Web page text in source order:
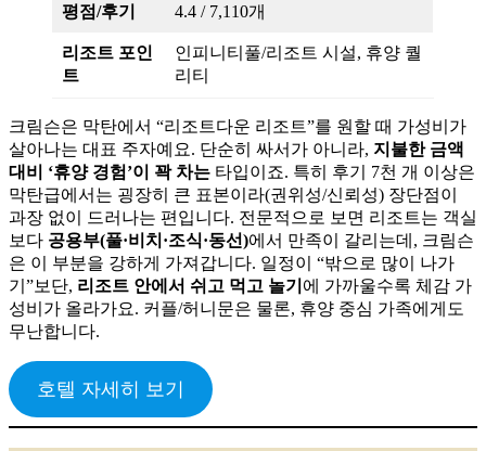
평점/후기 4.4 / 7,110개
리조트 포인
트
인피니티풀/리조트 시설, 휴양 퀄
리티
크림슨은 막탄에서 “리조트다운 리조트”를 원할 때 가성비가
살아나는 대표 주자예요. 단순히 싸서가 아니라, 지불한 금액
대비 ‘휴양 경험’이 꽉 차는 타입이죠. 특히 후기 7천 개 이상은
막탄급에서는 굉장히 큰 표본이라(권위성/신뢰성) 장단점이
과장 없이 드러나는 편입니다. 전문적으로 보면 리조트는 객실
보다 공용부(풀·비치·조식·동선)에서 만족이 갈리는데, 크림슨
은 이 부분을 강하게 가져갑니다. 일정이 “밖으로 많이 나가
기”보단, 리조트 안에서 쉬고 먹고 놀기 에 가까울수록 체감 가
성비가 올라가요. 커플/허니문은 물론, 휴양 중심 가족에게도
무난합니다.
호텔 자세히 보기